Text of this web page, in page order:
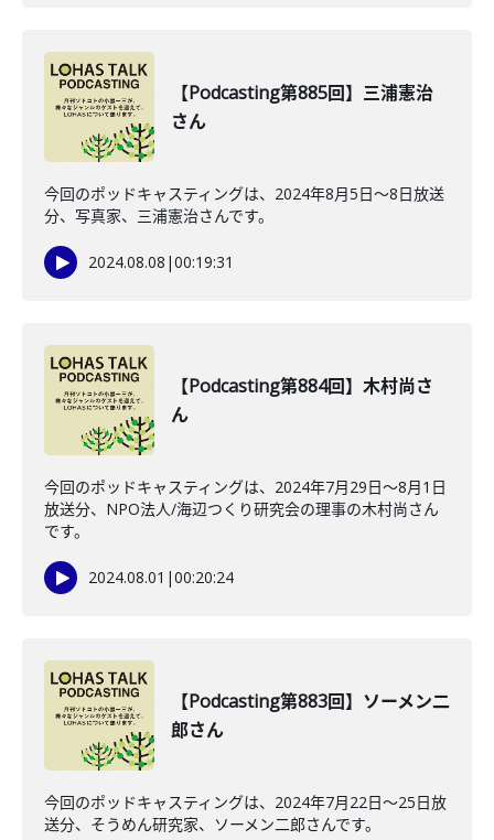
【Podcasting第885回】三浦憲治
さん
今回のポッドキャスティングは、2024年8月5日〜8日放送
分、写真家、三浦憲治さんです。
2024.08.08 |00:19:31
【Podcasting第884回】木村尚さ
ん
今回のポッドキャスティングは、2024年7月29日〜8月1日
放送分、NPO法人/海辺つくり研究会の理事の木村尚さん
です。
2024.08.01 |00:20:24
【Podcasting第883回】ソーメン二
郎さん
今回のポッドキャスティングは、2024年7月22日〜25日放
送分、そうめん研究家、ソーメン二郎さんです。